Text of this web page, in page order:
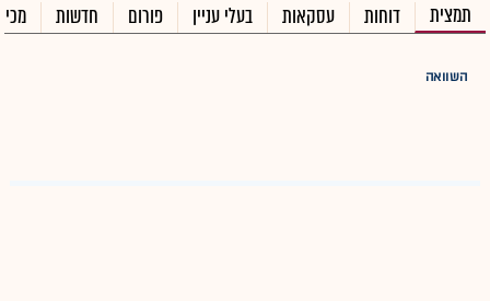
תמצית דוחות עסקאות בעלי עניין פורום חדשות
השוואה